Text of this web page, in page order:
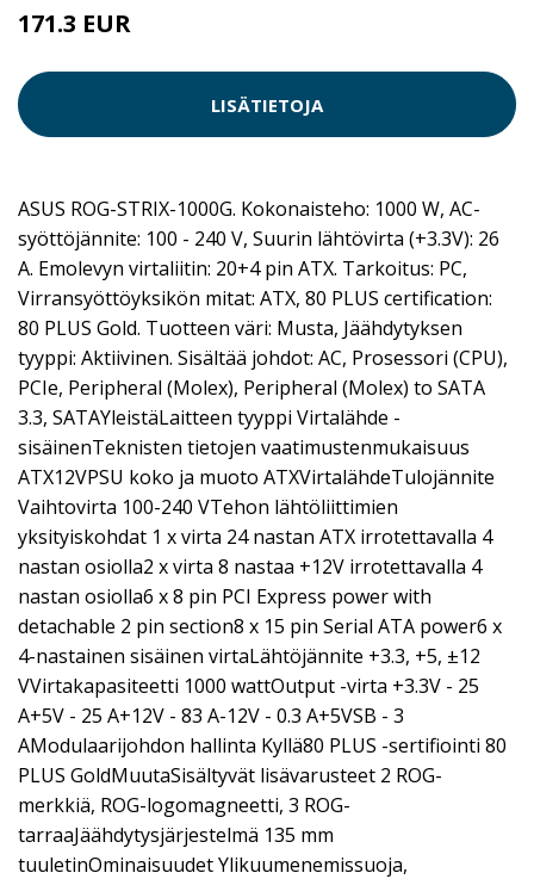
171.3 EUR
LISÄTIETOJA
ASUS ROG-STRIX-1000G. Kokonaisteho: 1000 W, AC-
syöttöjännite: 100 - 240 V, Suurin lähtövirta (+3.3V): 26
A. Emolevyn virtaliitin: 20+4 pin ATX. Tarkoitus: PC,
Virransyöttöyksikön mitat: ATX, 80 PLUS certification:
80 PLUS Gold. Tuotteen väri: Musta, Jäähdytyksen
tyyppi: Aktiivinen. Sisältää johdot: AC, Prosessori (CPU),
PCIe, Peripheral (Molex), Peripheral (Molex) to SATA
3.3, SATAYleistäLaitteen tyyppi Virtalähde -
sisäinenTeknisten tietojen vaatimustenmukaisuus
ATX12VPSU koko ja muoto ATXVirtalähdeTulojännite
Vaihtovirta 100-240 VTehon lähtöliittimien
yksityiskohdat 1 x virta 24 nastan ATX irrotettavalla 4
nastan osiolla2 x virta 8 nastaa +12V irrotettavalla 4
nastan osiolla6 x 8 pin PCI Express power with
detachable 2 pin section8 x 15 pin Serial ATA power6 x
4-nastainen sisäinen virtaLähtöjännite +3.3, +5, ±12
VVirtakapasiteetti 1000 wattOutput -virta +3.3V - 25
A+5V - 25 A+12V - 83 A-12V - 0.3 A+5VSB - 3
AModulaarijohdon hallinta Kyllä80 PLUS -sertifiointi 80
PLUS GoldMuutaSisältyvät lisävarusteet 2 ROG-
merkkiä, ROG-logomagneetti, 3 ROG-
tarraaJäähdytysjärjestelmä 135 mm
tuuletinOminaisuudet Ylikuumenemissuoja,